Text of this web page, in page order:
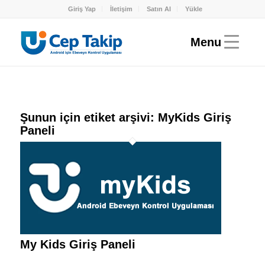
Giriş Yap İletişim Satın Al Yükle
Şunun için etiket arşivi: MyKids Giriş
Paneli
My Kids Giriş Paneli